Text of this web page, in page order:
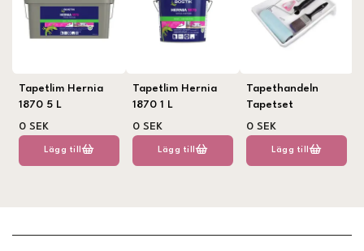
Tapetlim Hernia
1870 5 L
0 SEK
Lägg till
Tapetlim Hernia
1870 1 L
0 SEK
Lägg till
Tapethandeln
Tapetset
0 SEK
Lägg till